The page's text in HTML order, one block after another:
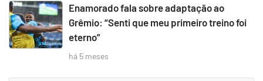
Enamorado fala sobre adaptação ao
Grêmio: “Senti que meu primeiro treino foi
eterno”
há 5 meses